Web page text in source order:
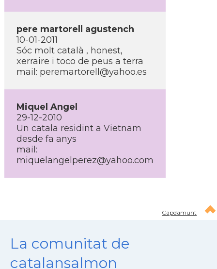
pere martorell agustench
10-01-2011
Sóc molt català , honest,
xerraire i toco de peus a terra
mail: peremartorell@yahoo.es
Miquel Angel
29-12-2010
Un catala residint a Vietnam
desde fa anys
mail:
miquelangelperez@yahoo.com
Capdamunt
La comunitat de
catalansalmon